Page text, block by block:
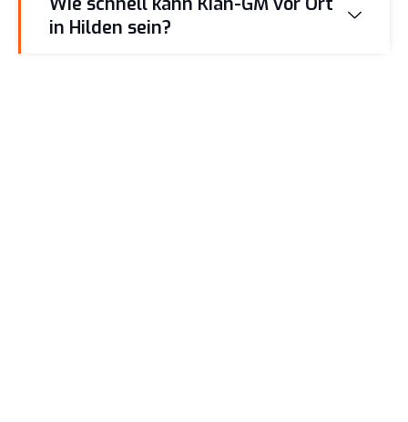
in Hilden sein?